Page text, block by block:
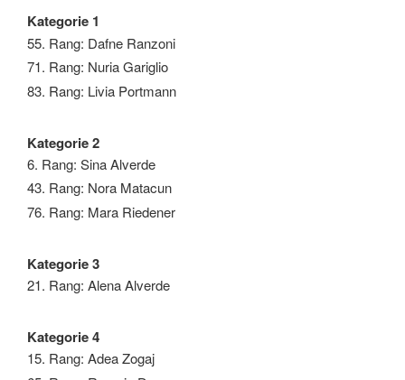
Kategorie 1
55. Rang: Dafne Ranzoni
71. Rang: Nuria Gariglio
83. Rang: Livia Portmann
Kategorie 2
6. Rang: Sina Alverde
43. Rang: Nora Matacun
76. Rang: Mara Riedener
Kategorie 3
21. Rang: Alena Alverde
Kategorie 4
15. Rang: Adea Zogaj